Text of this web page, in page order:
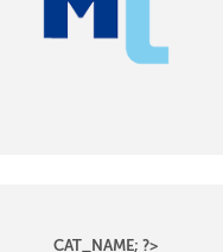
CAT_NAME; ?>